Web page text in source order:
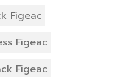
Figeac
Figeac
Figeac